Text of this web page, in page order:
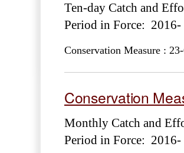
Ten-day Catch and
Period in Force: 2016-
Conservation Measure :
Conservation
Monthly Catch and
Period in Force: 2016-